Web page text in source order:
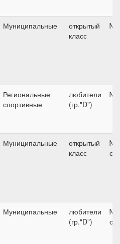
Муниципальные
открытый
класс
Региональные
спортивные
любители
(гр."D")
Муниципальные
открытый
класс
см
Муниципальные
любители
(гр."D")
см